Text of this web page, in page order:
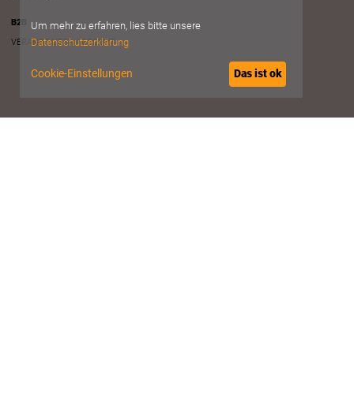
B2B
VERANSTALTER ACCOUNT
Um mehr zu erfahren, lies bitte unsere
Datenschutzerklärung
Cookie-Einstellungen Das ist ok